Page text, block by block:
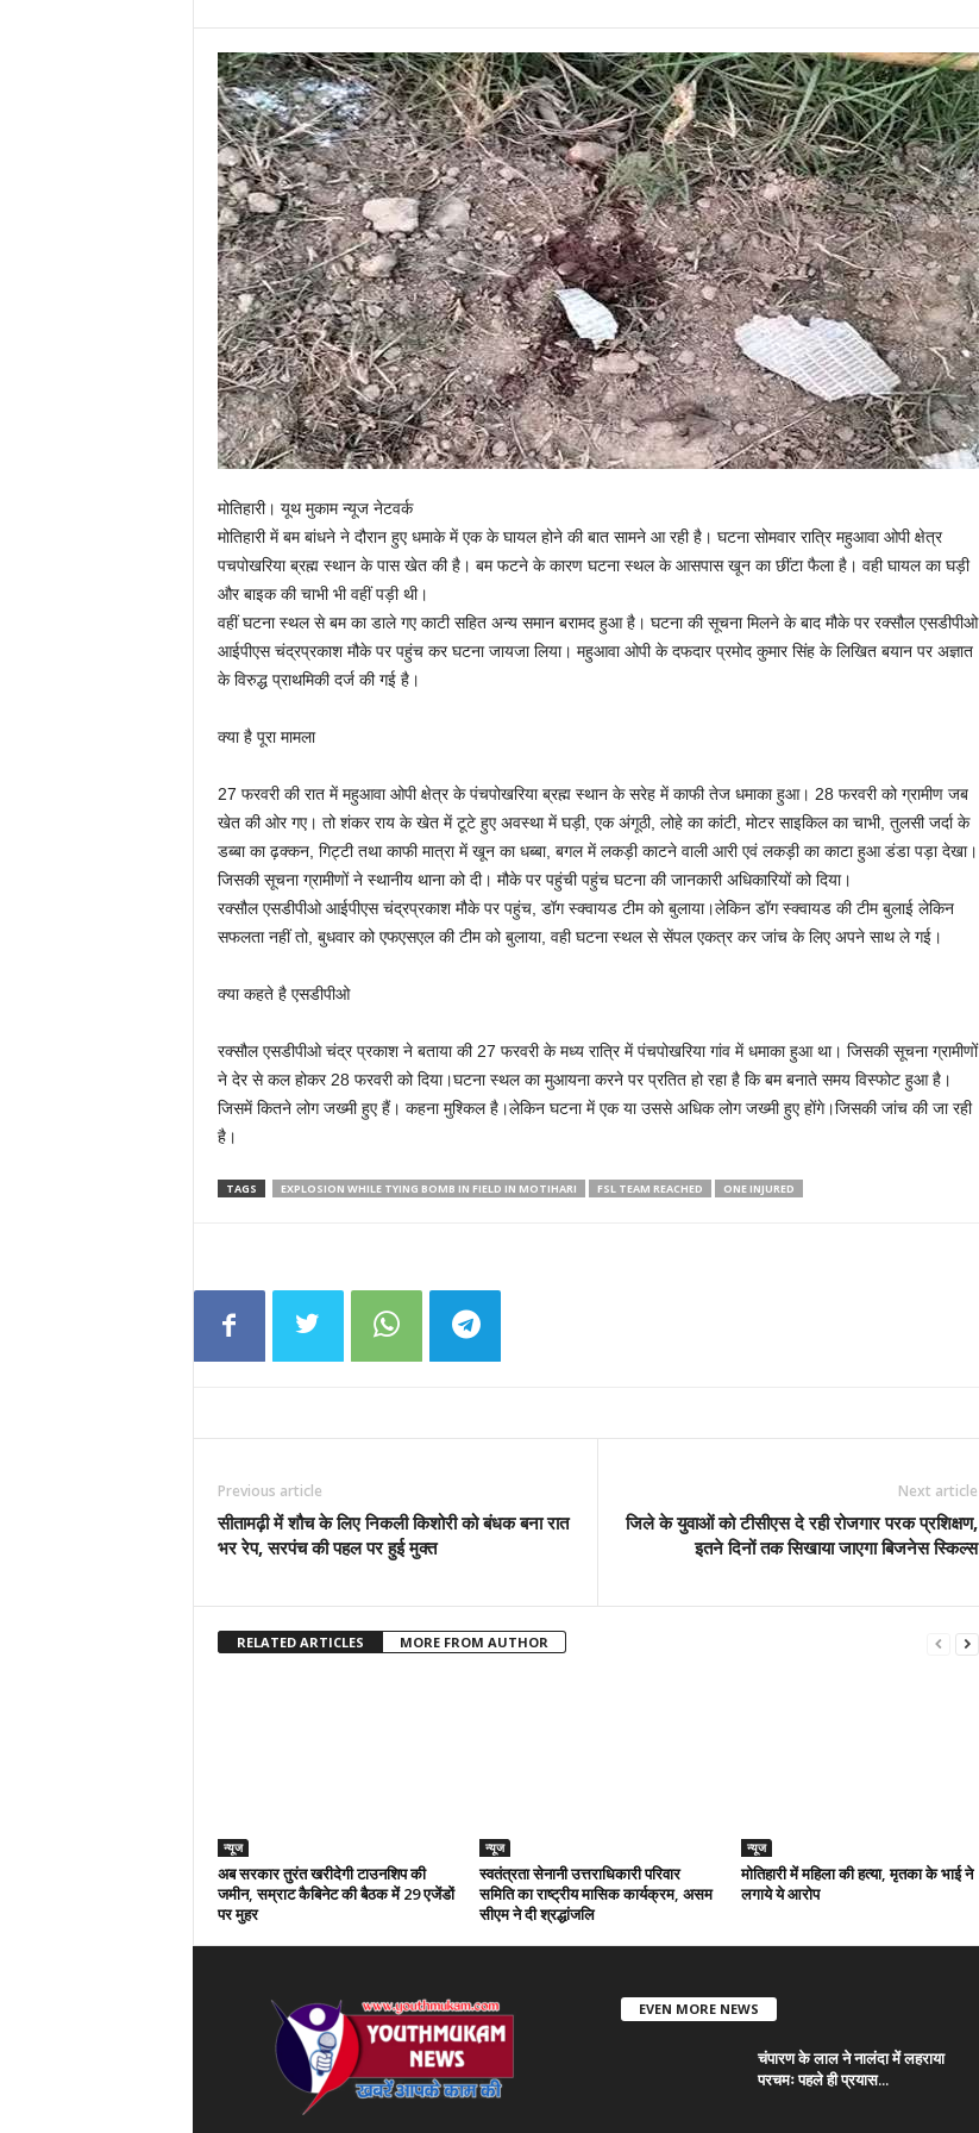
मोतिहारी। यूथ मुकाम न्यूज नेटवर्क
मोतिहारी में बम बांधने ने दौरान हुए धमाके में एक के घायल होने की बात सामने आ रही है। घटना सोमवार रात्रि महुआवा ओपी क्षेत्र
पचपोखरिया ब्रह्म स्थान के पास खेत की है। बम फटने के कारण घटना स्थल के आसपास खून का छींटा फैला है। वही घायल का घड़ी
और बाइक की चाभी भी वहीं पड़ी थी।
वहीं घटना स्थल से बम का डाले गए काटी सहित अन्य समान बरामद हुआ है। घटना की सूचना मिलने के बाद मौके पर रक्सौल एसडीपीओ
आईपीएस चंद्रप्रकाश मौके पर पहुंच कर घटना जायजा लिया। महुआवा ओपी के दफदार प्रमोद कुमार सिंह के लिखित बयान पर अज्ञात
के विरुद्ध प्राथमिकी दर्ज की गई है।
क्या है पूरा मामला
27 फरवरी की रात में महुआवा ओपी क्षेत्र के पंचपोखरिया ब्रह्म स्थान के सरेह में काफी तेज धमाका हुआ। 28 फरवरी को ग्रामीण जब
खेत की ओर गए। तो शंकर राय के खेत में टूटे हुए अवस्था में घड़ी, एक अंगूठी, लोहे का कांटी, मोटर साइकिल का चाभी, तुलसी जर्दा के
डब्बा का ढ़क्कन, गिट्टी तथा काफी मात्रा में खून का धब्बा, बगल में लकड़ी काटने वाली आरी एवं लकड़ी का काटा हुआ डंडा पड़ा देखा।
जिसकी सूचना ग्रामीणों ने स्थानीय थाना को दी। मौके पर पहुंची पहुंच घटना की जानकारी अधिकारियों को दिया।
रक्सौल एसडीपीओ आईपीएस चंद्रप्रकाश मौके पर पहुंच, डॉग स्क्वायड टीम को बुलाया।लेकिन डॉग स्क्वायड की टीम बुलाई लेकिन
सफलता नहीं तो, बुधवार को एफएसएल की टीम को बुलाया, वही घटना स्थल से सेंपल एकत्र कर जांच के लिए अपने साथ ले गई।
क्या कहते है एसडीपीओ
रक्सौल एसडीपीओ चंद्र प्रकाश ने बताया की 27 फरवरी के मध्य रात्रि में पंचपोखरिया गांव में धमाका हुआ था। जिसकी सूचना ग्रामीणों
ने देर से कल होकर 28 फरवरी को दिया।घटना स्थल का मुआयना करने पर प्रतित हो रहा है कि बम बनाते समय विस्फोट हुआ है।
जिसमें कितने लोग जख्मी हुए हैं। कहना मुश्किल है।लेकिन घटना में एक या उससे अधिक लोग जख्मी हुए होंगे।जिसकी जांच की जा रही
है।
TAGS EXPLOSION WHILE TYING BOMB IN FIELD IN MOTIHARI FSL TEAM REACHED ONE INJURED
Previous article
सीतामढ़ी में शौच के लिए निकली किशोरी को बंधक बना रात
भर रेप, सरपंच की पहल पर हुई मुक्त
Next article
जिले के युवाओं को टीसीएस दे रही रोजगार परक प्रशिक्षण,
इतने दिनों तक सिखाया जाएगा बिजनेस स्किल्स
RELATED ARTICLES MORE FROM AUTHOR
न्यूज
अब सरकार तुरंत खरीदेगी टाउनशिप की
जमीन, सम्राट कैबिनेट की बैठक में 29 एजेंडों
पर मुहर
न्यूज
स्वतंत्रता सेनानी उत्तराधिकारी परिवार
समिति का राष्ट्रीय मासिक कार्यक्रम, असम
सीएम ने दी श्रद्धांजलि
न्यूज
मोतिहारी में महिला की हत्या, मृतका के भाई ने
लगाये ये आरोप
EVEN MORE NEWS
चंपारण के लाल ने नालंदा में लहराया
परचमः पहले ही प्रयास...